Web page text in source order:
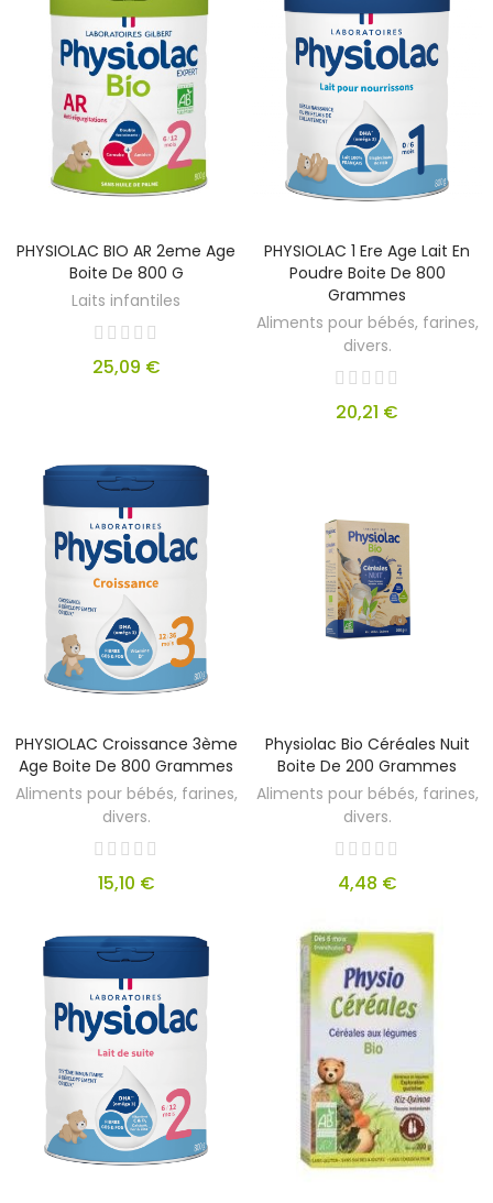
PHYSIOLAC BIO AR 2eme Age
Boite De 800 G
Laits infantiles
25,09 €
PHYSIOLAC 1 Ere Age Lait En
Poudre Boite De 800
Grammes
Aliments pour bébés, farines,
divers.
20,21 €
PHYSIOLAC Croissance 3ème
Age Boite De 800 Grammes
Aliments pour bébés, farines,
divers.
15,10 €
Physiolac Bio Céréales Nuit
Boite De 200 Grammes
Aliments pour bébés, farines,
divers.
4,48 €